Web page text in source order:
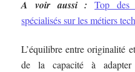
A voir aussi :
Top des
spécialisés sur les métiers
L’équilibre entre originalité
de la capacité à